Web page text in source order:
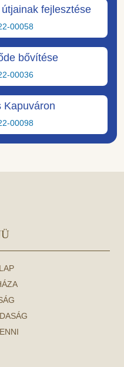
fejlesztése
00058
bővítése
00036
Kapuváron
00098